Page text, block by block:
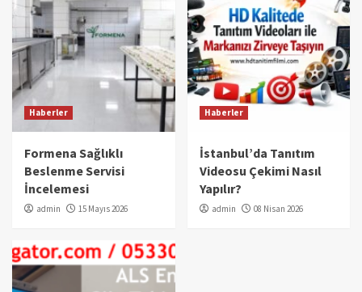
Haberler
Formena Sağlıklı
Beslenme Servisi
İncelemesi
admin 15 Mayıs 2026
Haberler
İstanbul’da Tanıtım
Videosu Çekimi Nasıl
Yapılır?
admin 08 Nisan 2026